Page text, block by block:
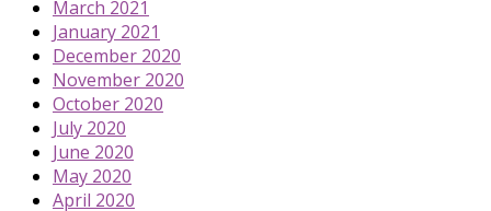
March 2021
January 2021
December 2020
November 2020
October 2020
July 2020
June 2020
May 2020
April 2020